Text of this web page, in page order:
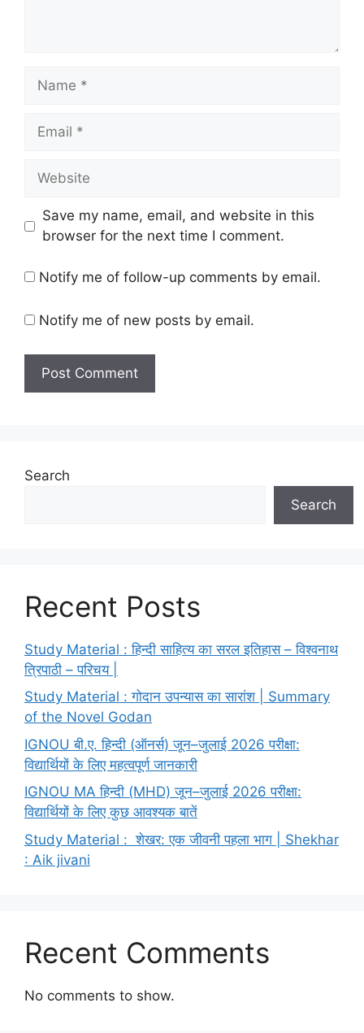
Save my name, email, and website in this
browser for the next time I comment.
Notify me of follow-up comments by email.
Notify me of new posts by email.
Search
Search
Recent Posts
Study Material : हिन्दी साहित्य का सरल इतिहास – विश्वनाथ
त्रिपाठी – परिचय |
Study Material : गोदान उपन्यास का सारांश | Summary
of the Novel Godan
IGNOU बी.ए. हिन्दी (ऑनर्स) जून–जुलाई 2026 परीक्षा:
विद्यार्थियों के लिए महत्वपूर्ण जानकारी
IGNOU MA हिन्दी (MHD) जून–जुलाई 2026 परीक्षा:
विद्यार्थियों के लिए कुछ आवश्यक बातें
Study Material : शेखर: एक जीवनी पहला भाग | Shekhar
: Aik jivani
Recent Comments
No comments to show.